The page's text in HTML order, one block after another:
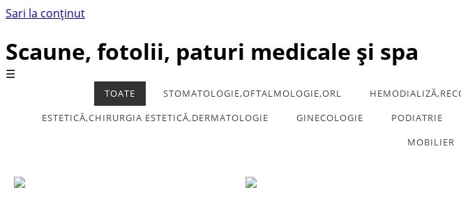
Sari la conținut
Scaune, fotolii, paturi medicale și spa
☰
TOATE STOMATOLOGIE,OFTALMOLOGIE,ORL
ESTETICĂ,CHIRURGIA ESTETICĂ,DERMATOLOGIE
GINECOLOGIE PODIATRIE
MOBILIER